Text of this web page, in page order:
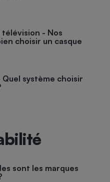
télévision - Nos
choisir un casque
Quel système choisir
sont les marques